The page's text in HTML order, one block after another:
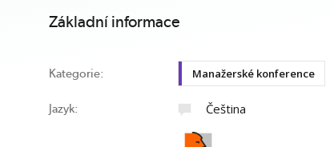
Základní informace
Kategorie: Manažerské konference
Jazyk: Čeština